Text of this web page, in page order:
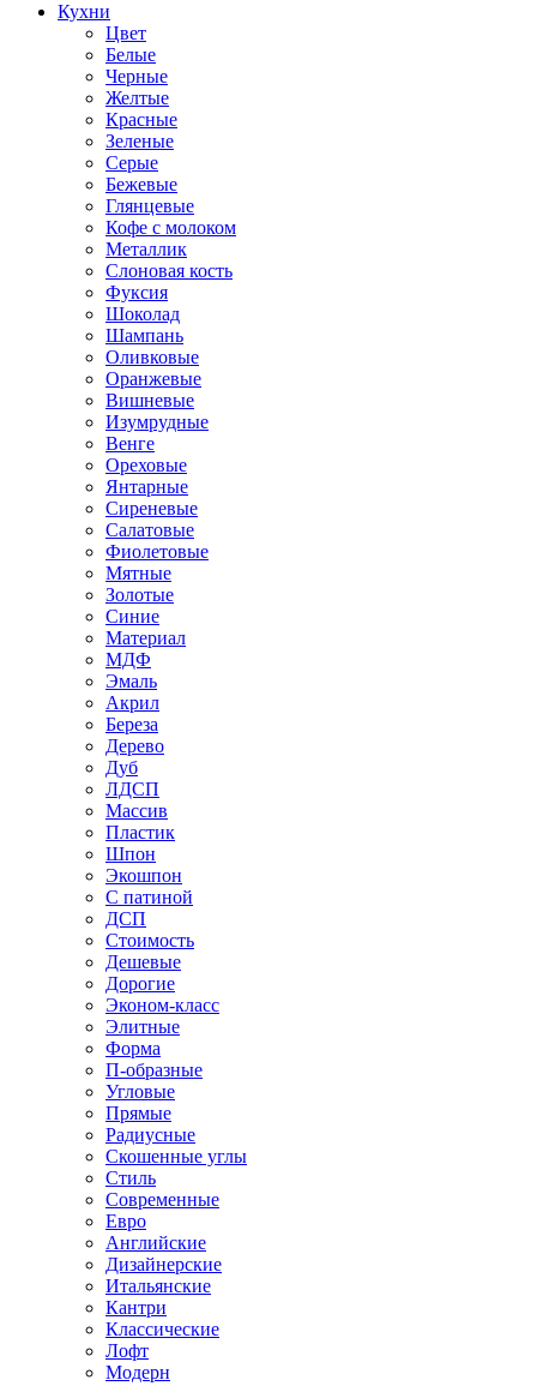
Кухни
Цвет
Белые
Черные
Желтые
Красные
Зеленые
Серые
Бежевые
Глянцевые
Кофе с молоком
Металлик
Слоновая кость
Фуксия
Шоколад
Шампань
Оливковые
Оранжевые
Вишневые
Изумрудные
Венге
Ореховые
Янтарные
Сиреневые
Салатовые
Фиолетовые
Мятные
Золотые
Синие
Материал
МДФ
Эмаль
Акрил
Береза
Дерево
Дуб
ЛДСП
Массив
Пластик
Шпон
Экошпон
С патиной
ДСП
Стоимость
Дешевые
Дорогие
Эконом-класс
Элитные
Форма
П-образные
Угловые
Прямые
Радиусные
Скошенные углы
Стиль
Современные
Евро
Английские
Дизайнерские
Итальянские
Кантри
Классические
Лофт
Модерн